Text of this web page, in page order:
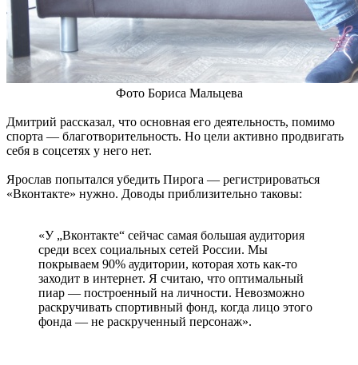
Фото Бориса Мальцева
Дмитрий рассказал, что основная его деятельность, помимо
спорта — благотворительность. Но цели активно продвигать
себя в соцсетях у него нет.
Ярослав попытался убедить Пирога — регистрироваться
«Вконтакте» нужно. Доводы приблизительно таковы:
«У „Вконтакте“ сейчас самая большая аудитория
среди всех социальных сетей России. Мы
покрываем 90% аудитории, которая хоть как-то
заходит в интернет. Я считаю, что оптимальный
пиар — построенный на личности. Невозможно
раскручивать спортивный фонд, когда лицо этого
фонда — не раскрученный персонаж».